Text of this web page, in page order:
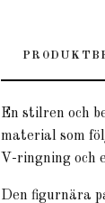
En stilren och
material som
V-ringning och
Den figurnära